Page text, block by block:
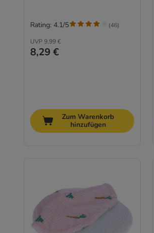
UVP 9,99 €
8,29 €
Rating: 4.1/5 (46)
Zum Warenkorb
hinzufügen